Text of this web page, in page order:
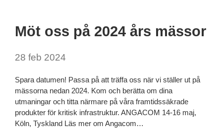
Möt oss på 2024 års mässor
28 feb 2024
Spara datumen! Passa på att träffa oss när vi ställer ut på
mässorna nedan 2024. Kom och berätta om dina
utmaningar och titta närmare på våra framtidssäkrade
produkter för kritisk infrastruktur. ANGACOM 14-16 maj,
Köln, Tyskland Läs mer om Angacom…